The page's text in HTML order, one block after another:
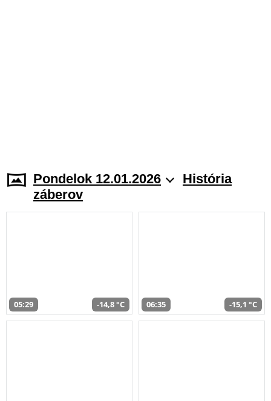
Pondelok 12.01.2026
História
záberov
05:29 -14,8 °C 06:35 -15,1 °C